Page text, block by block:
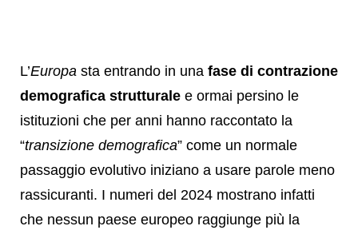
L’Europa sta entrando in una fase di contrazione
demografica strutturale e ormai persino le
istituzioni che per anni hanno raccontato la
“transizione demografica” come un normale
passaggio evolutivo iniziano a usare parole meno
rassicuranti. I numeri del 2024 mostrano infatti
che nessun paese europeo raggiunge più la